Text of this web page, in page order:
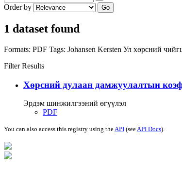
Order by Go
1 dataset found
Formats: PDF Tags: Johansen Kersten Ул хөрсний
Filter Results
Хөрсний дулаан дамжуулалтын
Эрдэм шинжилгээний өгүүлэл
PDF
You can also access this registry using theAPI (seeAPI Docs).